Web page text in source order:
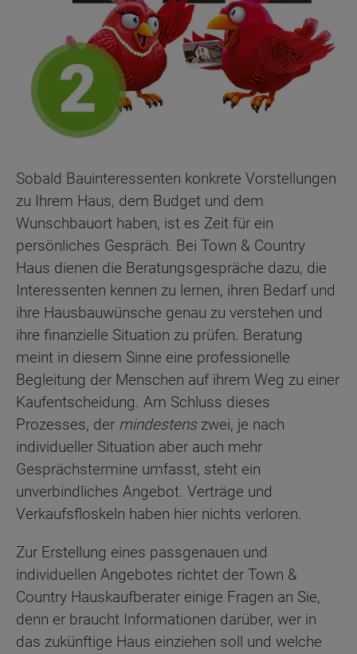
Sobald Bauinteressenten konkrete Vorstellungen
zu Ihrem Haus, dem Budget und dem
Wunschbauort haben, ist es Zeit für ein
persönliches Gespräch. Bei Town & Country
Haus dienen die Beratungsgespräche dazu, die
Interessenten kennen zu lernen, ihren Bedarf und
ihre Hausbauwünsche genau zu verstehen und
ihre finanzielle Situation zu prüfen. Beratung
meint in diesem Sinne eine professionelle
Begleitung der Menschen auf ihrem Weg zu einer
Kaufentscheidung. Am Schluss dieses
Prozesses, der mindestenszwei, je nach
individueller Situation aber auch mehr
Gesprächstermine umfasst, steht ein
unverbindliches Angebot. Verträge und
Verkaufsfloskeln haben hier nichts verloren.
Zur Erstellung eines passgenauen und
individuellen Angebotes richtet der Town &
Country Hauskaufberater einige Fragen an Sie,
denn er braucht Informationen darüber, wer in
das zukünftige Haus einziehen soll und welche